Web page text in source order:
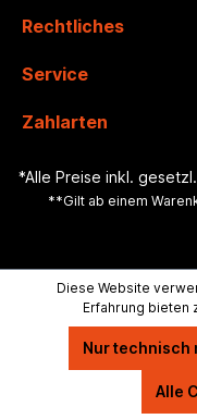
Rechtliches
Service
Zahlarten
*Alle Preise inkl.
**Gilt ab einem
Diese Website
Erfahrung bieten
Nur technisch
Alle